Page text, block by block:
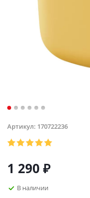
Артикул: 170722236
1 290 ₽
В наличии